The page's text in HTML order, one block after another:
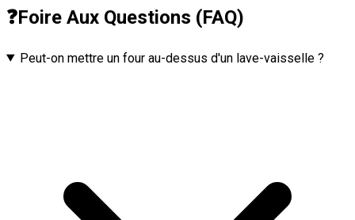
❓Foire Aux Questions (FAQ)
Peut-on mettre un four au-dessus d'un lave-vaisselle ?